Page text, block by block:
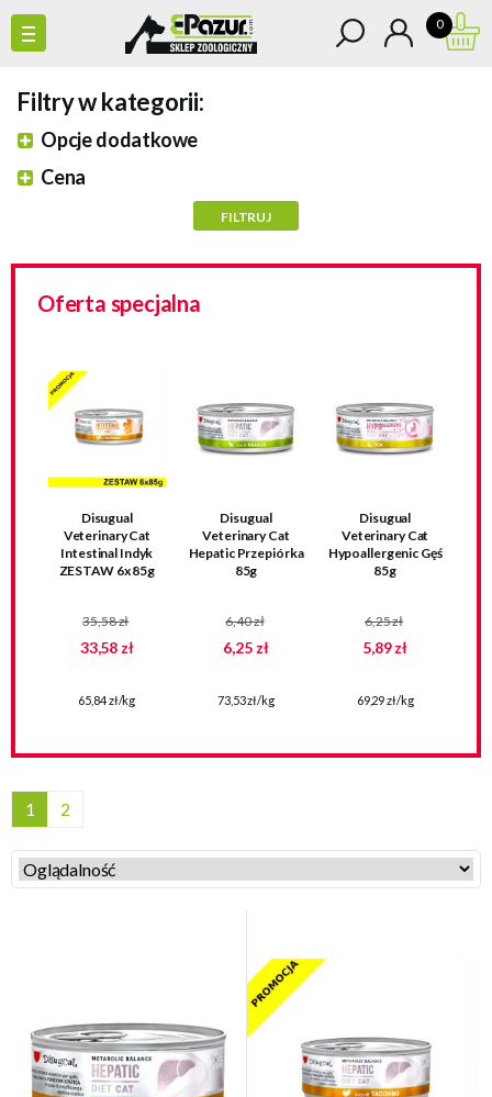
0
Filtry w kategorii:
Opcje dodatkowe
Cena
Oferta specjalna
Disugual
Veterinary Cat
Intestinal Indyk
ZESTAW 6x 85g
35,58 zł
33,58 zł
65,84 zł/kg
Disugual
Veterinary Cat
Hepatic Przepiórka
85g
6,40 zł
6,25 zł
73,53 zł/kg
Disugual
Veterinary Cat
Hypoallergenic Gęś
85g
6,25 zł
5,89 zł
69,29 zł/kg
1 2